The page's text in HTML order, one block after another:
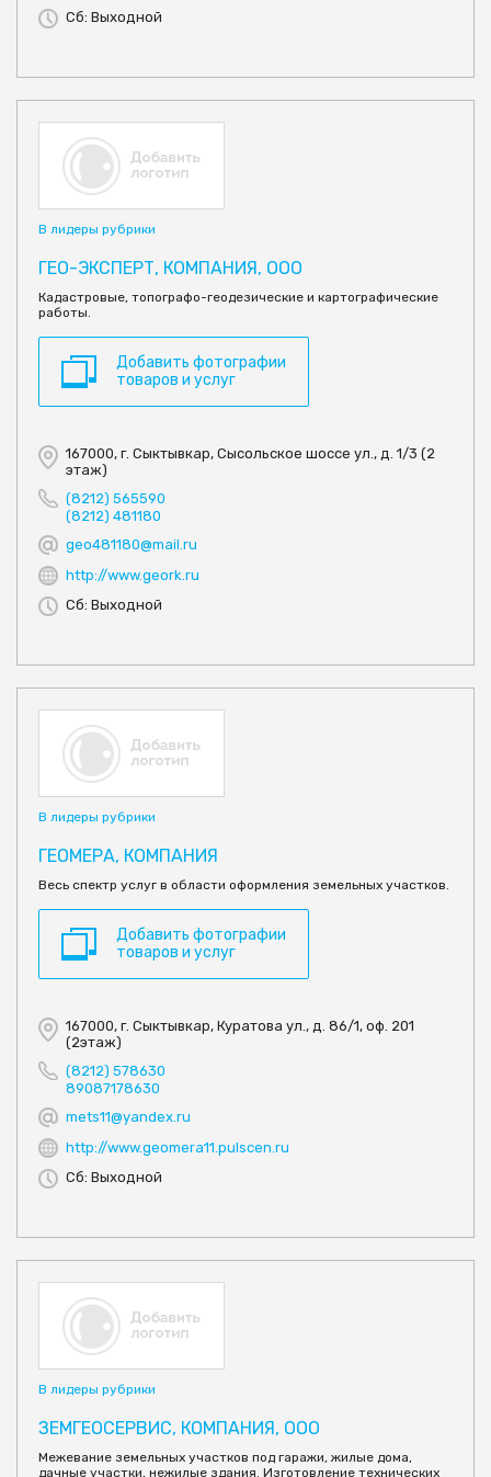
Сб: Выходной
В лидеры рубрики
ГЕО-ЭКСПЕРТ, КОМПАНИЯ, ООО
Кадастровые, топографо-геодезические и картографические
работы.
Добавить фотографии
товаров и услуг
167000, г. Сыктывкар, Сысольское шоссе ул., д. 1/3 (2
этаж)
(8212) 565590
(8212) 481180
geo481180@mail.ru
http://www.geork.ru
Сб: Выходной
В лидеры рубрики
ГЕОМЕРА, КОМПАНИЯ
Весь спектр услуг в области оформления земельных участков.
Добавить фотографии
товаров и услуг
167000, г. Сыктывкар, Куратова ул., д. 86/1, оф. 201
(2этаж)
(8212) 578630
89087178630
mets11@yandex.ru
http://www.geomera11.pulscen.ru
Сб: Выходной
В лидеры рубрики
ЗЕМГЕОСЕРВИС, КОМПАНИЯ, ООО
Межевание земельных участков под гаражи, жилые дома,
дачные участки, нежилые здания. Изготовление технических